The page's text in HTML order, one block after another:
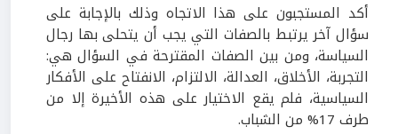
أكد المستجبون على هذا الاتجاه وذلك بالإجابة على
سؤال آخر يرتبط بالصفات التي يجب أن يتحلى بها رجال
السياسة، ومن بين الصفات المقترحة في السؤال هي:
التجربة، الأخلاق، العدالة، الالتزام، الانفتاح على الأفكار
السياسية، فلم يقع الاختيار على هذه الأخيرة إلا من
طرف 17% من الشباب.